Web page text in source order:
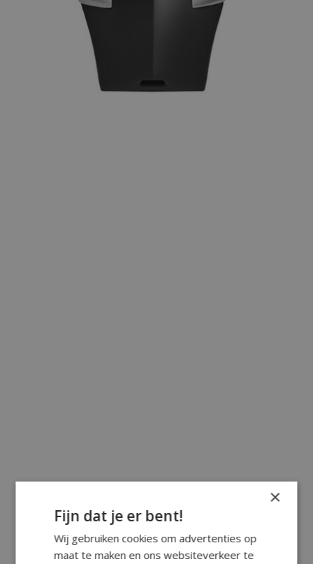
×
Fijn dat je er bent!
Wij gebruiken cookies om advertenties op
maat te maken en ons websiteverkeer te